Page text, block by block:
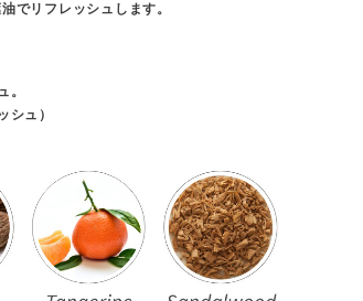
でリフレッシュします。
。
シュ）